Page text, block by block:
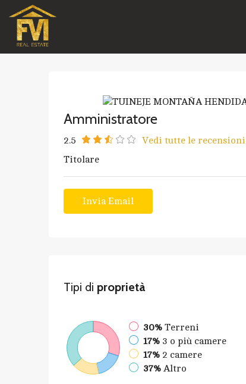
Amministratore
2.5
Vedi tutte le recensioni
Titolare
Invia Email
Tipi di proprietà
30% Terreni
17% 3 o più camere
17% 2 camere
37% Altro